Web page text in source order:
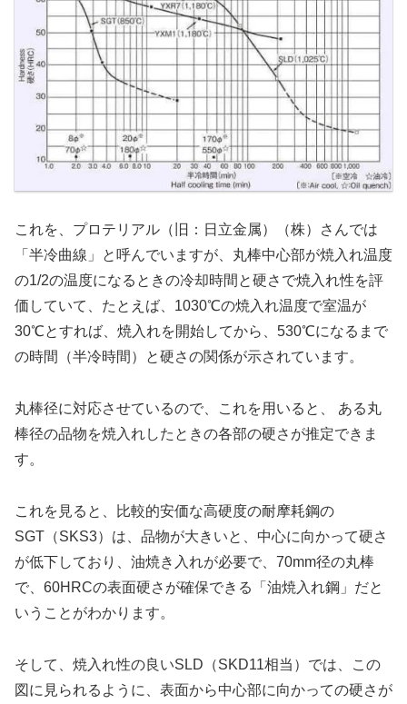
これを、プロテリアル（旧：日立金属）（株）さんでは
「半冷曲線」と呼んでいますが、丸棒中心部が焼入れ温度
の1/2の温度になるときの冷却時間と硬さで焼入れ性を評
価していて、たとえば、1030℃の焼入れ温度で室温が
30℃とすれば、焼入れを開始してから、530℃になるまで
の時間（半冷時間）と硬さの関係が示されています。
丸棒径に対応させているので、これを用いると、 ある丸
棒径の品物を焼入れしたときの各部の硬さが推定できま
す。
これを見ると、比較的安価な高硬度の耐摩耗鋼の
SGT（SKS3）は、品物が大きいと、中心に向かって硬さ
が低下しており、油焼き入れが必要で、70mm径の丸棒
で、60HRCの表面硬さが確保できる「油焼入れ鋼」だと
いうことがわかります。
そして、焼入れ性の良いSLD（SKD11相当）では、この
図に見られるように、表面から中心部に向かっての硬さが